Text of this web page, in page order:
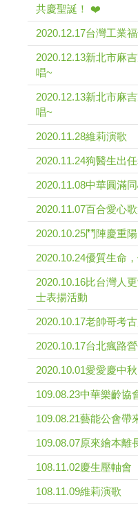
共慶聖誕！ ❤️
2020.12.17台灣工業
2020.12.13新北市麻
唱~
2020.12.13新北市麻
唱~
2020.11.28維莉演歌
2020.11.24狗醫生出
2020.11.08中華圓滿
2020.11.07百合愛心
2020.10.25鬥陣慶重
2020.10.24優質生命
2020.10.16比台灣人
士表揚活動
2020.10.17老帥哥考
2020.10.17台北瘋路
2020.10.01愛愛慶中
109.08.23中華樂齡協
109.08.21藝能公會帶
109.08.07原來繪本離
108.11.02慶生壓軸會
108.11.09維莉演歌